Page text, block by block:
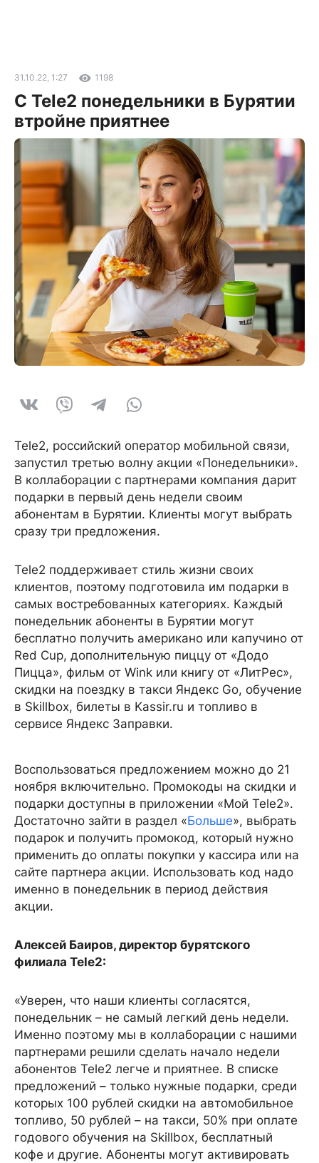
31.10.22, 1:27 1198
С Tele2 понедельники в Бурятии
втройне приятнее
Tele2, российский оператор мобильной связи,
запустил третью волну акции «Понедельники».
В коллаборации с партнерами компания дарит
подарки в первый день недели своим
абонентам в Бурятии. Клиенты могут выбрать
сразу три предложения.
Tele2 поддерживает стиль жизни своих
клиентов, поэтому подготовила им подарки в
самых востребованных категориях. Каждый
понедельник абоненты в Бурятии могут
бесплатно получить американо или капучино от
Red Cup, дополнительную пиццу от «Додо
Пицца», фильм от Wink или книгу от «ЛитРес»,
скидки на поездку в такси Яндекс Go, обучение
в Skillbox, билеты в Kassir.ru и топливо в
сервисе Яндекс Заправки.
Воспользоваться предложением можно до 21
ноября включительно. Промокоды на скидки и
подарки доступны в приложении «Мой Tele2».
Достаточно зайти в раздел «Больше», выбрать
подарок и получить промокод, который нужно
применить до оплаты покупки у кассира или на
сайте партнера акции. Использовать код надо
именно в понедельник в период действия
акции.
Алексей Баиров, директор бурятского
филиала Tele2:
«Уверен, что наши клиенты согласятся,
понедельник – не самый легкий день недели.
Именно поэтому мы в коллаборации с нашими
партнерами решили сделать начало недели
абонентов Tele2 легче и приятнее. В списке
предложений – только нужные подарки, среди
которых 100 рублей скидки на автомобильное
топливо, 50 рублей – на такси, 50% при оплате
годового обучения на Skillbox, бесплатный
кофе и другие. Абоненты могут активировать